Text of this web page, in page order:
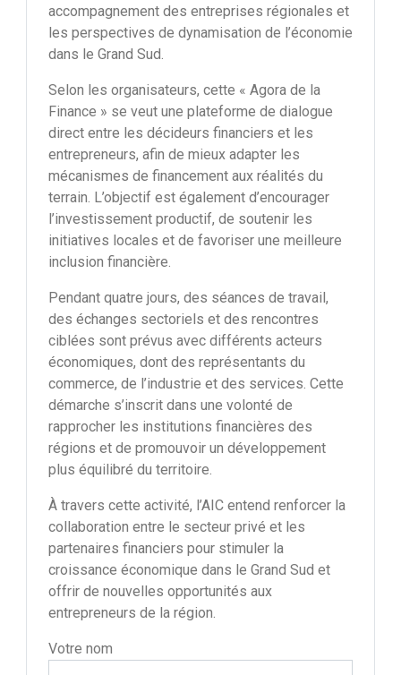
accompagnement des entreprises régionales et
les perspectives de dynamisation de l’économie
dans le Grand Sud.
Selon les organisateurs, cette « Agora de la
Finance » se veut une plateforme de dialogue
direct entre les décideurs financiers et les
entrepreneurs, afin de mieux adapter les
mécanismes de financement aux réalités du
terrain. L’objectif est également d’encourager
l’investissement productif, de soutenir les
initiatives locales et de favoriser une meilleure
inclusion financière.
Pendant quatre jours, des séances de travail,
des échanges sectoriels et des rencontres
ciblées sont prévus avec différents acteurs
économiques, dont des représentants du
commerce, de l’industrie et des services. Cette
démarche s’inscrit dans une volonté de
rapprocher les institutions financières des
régions et de promouvoir un développement
plus équilibré du territoire.
À travers cette activité, l’AIC entend renforcer la
collaboration entre le secteur privé et les
partenaires financiers pour stimuler la
croissance économique dans le Grand Sud et
offrir de nouvelles opportunités aux
entrepreneurs de la région.
Votre nom